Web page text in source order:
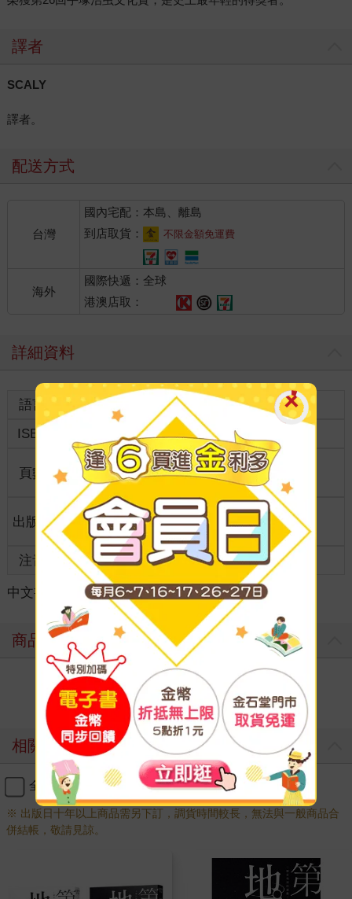
譯者
SCALY
譯者。
配送方式
台灣
國內宅配：本島、離島
到店取貨：
不限金額免運費
海外
國際快遞：全球
港澳店取：
詳細資料
語言 中文繁體 裝訂
紙本平裝
ISBN
9786263567788 分級 普通級
頁數 176
商品規
格
32開13*19cm
出版地 台灣
適讀年
齡
全齡適讀
注音 級別
中文書 漫畫 ＞ 日系社會歷史 ＞ 人文歷史
商品評價
寫評價
相關商品
全選 加入購物車
※ 出版日十年以上商品需另下訂，調貨時間較長，無法與一般商品合
併結帳，敬請見諒。